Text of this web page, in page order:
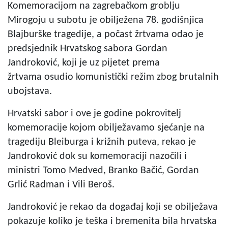
Komemoracijom na zagrebačkom groblju
Mirogoju u subotu je obilježena 78. godišnjica
Blajburške tragedije, a počast žrtvama odao je
predsjednik Hrvatskog sabora Gordan
Jandroković, koji je uz pijetet prema
žrtvama osudio komunistički režim zbog brutalnih
ubojstava.
Hrvatski sabor i ove je godine pokrovitelj
komemoracije kojom obilježavamo sjećanje na
tragediju Bleiburga i križnih puteva, rekao je
Jandroković dok su komemoraciji nazočili i
ministri Tomo Medved, Branko Bačić, Gordan
Grlić Radman i Vili Beroš.
Jandroković je rekao da događaj koji se obilježava
pokazuje koliko je teška i bremenita bila hrvatska